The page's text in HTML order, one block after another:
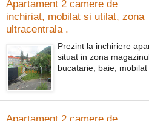
Apartament 2 camere de
inchiriat, mobilat si utilat, zona
ultracentrala .
Prezint la inchiriere
situat in zona
bucatarie, baie,
Apartament 2 camere de